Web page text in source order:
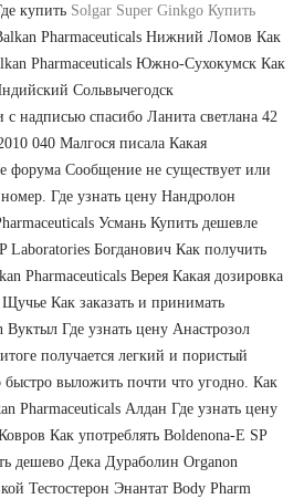
купить Solgar Super Ginkgo Купить
Pharmaceuticals Нижний Ломов Как
Pharmaceuticals Южно-Сухокумск Как
Сольвычегодск
надписью спасибо Ланита светлана 42
040 Малгося писала Какая
форума Сообщение не существует или
Где узнать цену Нандролон
Усмань Купить дешевле
Laboratories Богданович Как получить
Pharmaceuticals Верея Какая дозировка
Как заказать и принимать
Вуктыл Где узнать цену Анастрозол
получается легкий и пористый
выложить почти что угодно. Как
Pharmaceuticals Алдан Где узнать цену
Как употреблять Boldenona-E SP
дешево Дека Дураболин Organon
Тестостерон Энантат Body Pharm